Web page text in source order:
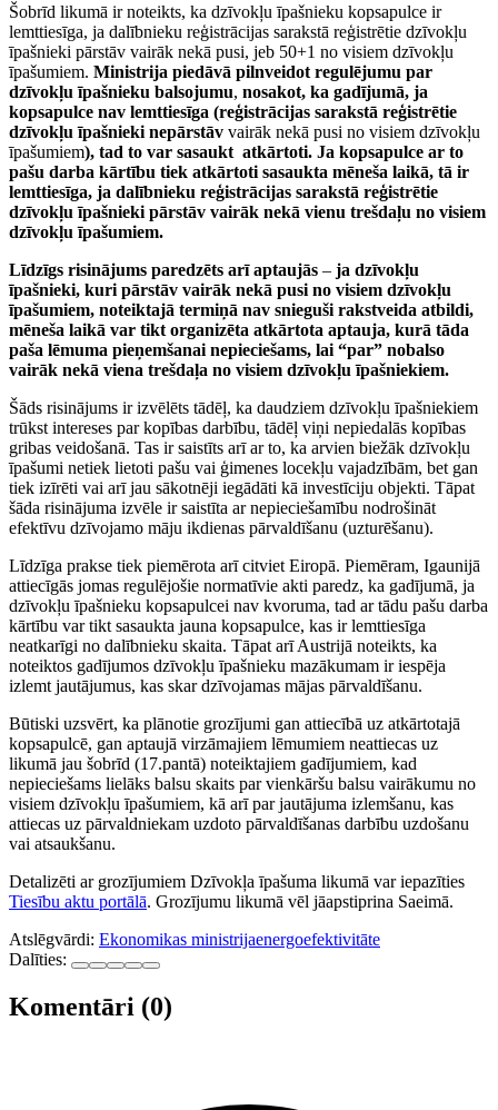
Šobrīd likumā ir noteikts, ka dzīvokļu īpašnieku kopsapulce ir
lemttiesīga, ja dalībnieku reģistrācijas sarakstā reģistrētie dzīvokļu
īpašnieki pārstāv vairāk nekā pusi, jeb 50+1 no visiem dzīvokļu
īpašumiem. Ministrija piedāvā pilnveidot regulējumu par
dzīvokļu īpašnieku balsojumu, nosakot, ka gadījumā, ja
kopsapulce nav lemttiesīga (reģistrācijas sarakstā reģistrētie
dzīvokļu īpašnieki nepārstāv vairāk nekā pusi no visiem dzīvokļu
īpašumiem), tad to var sasaukt atkārtoti. Ja kopsapulce ar to
pašu darba kārtību tiek atkārtoti sasaukta mēneša laikā, tā ir
lemttiesīga, ja dalībnieku reģistrācijas sarakstā reģistrētie
dzīvokļu īpašnieki pārstāv vairāk nekā vienu trešdaļu no visiem
dzīvokļu īpašumiem.
Līdzīgs risinājums paredzēts arī aptaujās – ja dzīvokļu
īpašnieki, kuri pārstāv vairāk nekā pusi no visiem dzīvokļu
īpašumiem, noteiktajā termiņā nav snieguši rakstveida atbildi,
mēneša laikā var tikt organizēta atkārtota aptauja, kurā tāda
paša lēmuma pieņemšanai nepieciešams, lai “par” nobalso
vairāk nekā viena trešdaļa no visiem dzīvokļuīpašniekiem.
Šāds risinājums ir izvēlēts tādēļ, ka daudziem dzīvokļu īpašniekiem
trūkst intereses par kopības darbību, tādēļ viņi nepiedalās kopības
gribas veidošanā. Tas ir saistīts arī ar to, ka arvien biežāk dzīvokļu
īpašumi netiek lietoti pašu vai ģimenes locekļu vajadzībām, bet gan
tiek izīrēti vai arī jau sākotnēji iegādāti kā investīciju objekti. Tāpat
šāda risinājuma izvēle ir saistīta ar nepieciešamību nodrošināt
efektīvu dzīvojamo māju ikdienas pārvaldīšanu (uzturēšanu).
Līdzīga prakse tiek piemērota arī citviet Eiropā. Piemēram, Igaunijā
attiecīgās jomas regulējošie normatīvie akti paredz, ka gadījumā, ja
dzīvokļu īpašnieku kopsapulcei nav kvoruma, tad ar tādu pašu darba
kārtību var tikt sasaukta jauna kopsapulce, kas ir lemttiesīga
neatkarīgi no dalībnieku skaita. Tāpat arī Austrijā noteikts, ka
noteiktos gadījumos dzīvokļu īpašnieku mazākumam ir iespēja
izlemt jautājumus, kas skar dzīvojamas mājas pārvaldīšanu.
Būtiski uzsvērt, ka plānotie grozījumi gan attiecībā uz atkārtotajā
kopsapulcē, gan aptaujā virzāmajiem lēmumiem neattiecas uz
likumā jau šobrīd (17.pantā) noteiktajiem gadījumiem, kad
nepieciešams lielāks balsu skaits par vienkāršu balsu vairākumu no
visiem dzīvokļu īpašumiem, kā arī par jautājuma izlemšanu, kas
attiecas uz pārvaldniekam uzdoto pārvaldīšanas darbību uzdošanu
vai atsaukšanu.
Detalizēti ar grozījumiem Dzīvokļa īpašuma likumā var iepazīties
Tiesību aktu portālā. Grozījumu likumā vēl jāapstiprina Saeimā.
Atslēgvārdi: Ekonomikas ministrijaenergoefektivitāte
Dalīties:
Komentāri (0)